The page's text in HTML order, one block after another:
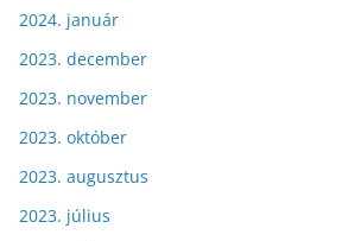
2024. január
2023. december
2023. november
2023. október
2023. augusztus
2023. július